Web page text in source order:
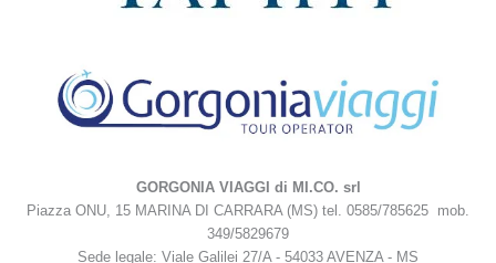
GORGONIA VIAGGI di MI.CO. srl
Piazza ONU, 15 MARINA DI CARRARA (MS) tel. 0585/785625 mob.
349/5829679
Sede legale: Viale Galilei 27/A - 54033 AVENZA - MS